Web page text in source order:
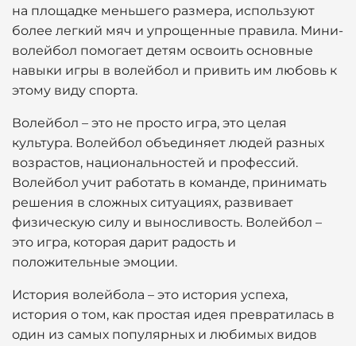
на площадке меньшего размера, используют
более легкий мяч и упрощенные правила. Мини-
волейбол помогает детям освоить основные
навыки игры в волейбол и привить им любовь к
этому виду спорта.
Волейбол – это не просто игра, это целая
культура. Волейбол объединяет людей разных
возрастов, национальностей и профессий.
Волейбол учит работать в команде, принимать
решения в сложных ситуациях, развивает
физическую силу и выносливость. Волейбол –
это игра, которая дарит радость и
положительные эмоции.
История волейбола – это история успеха,
история о том, как простая идея превратилась в
один из самых популярных и любимых видов